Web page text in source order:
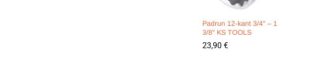
Padrun 12-kant 3/4″ – 1
3/8″ KS TOOLS
23,90 €
23,90 €